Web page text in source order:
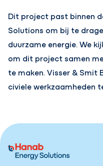
Dit project past binnen
Solutions om bij te
duurzame energie. We
om dit project samen
te maken. Visser & Smit
civiele werkzaamheden